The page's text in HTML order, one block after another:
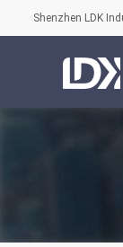
Shenzhen LDK